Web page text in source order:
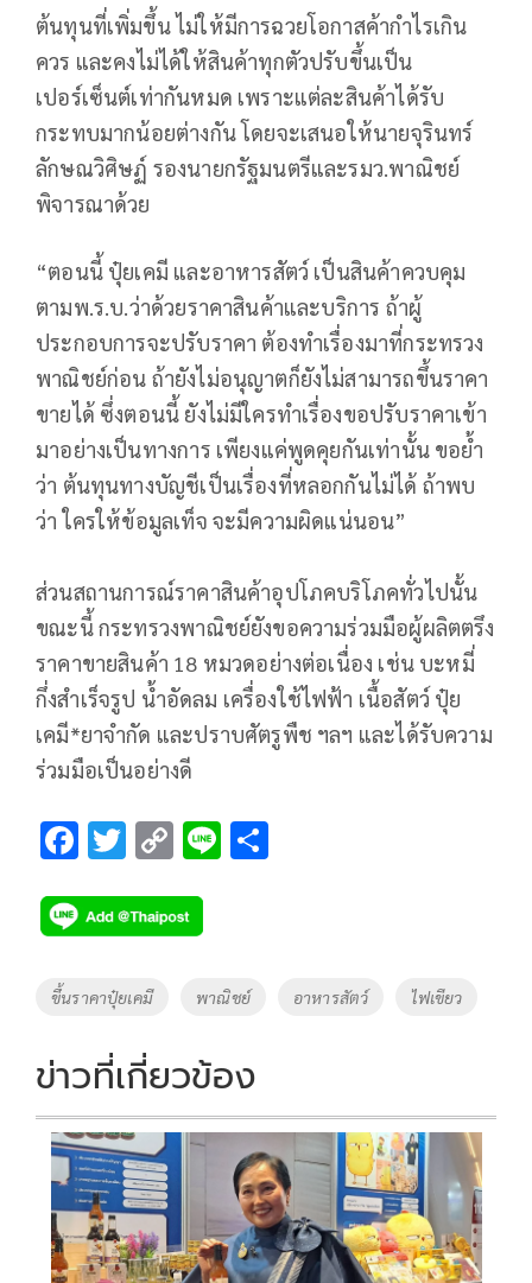
ต้นทุนที่เพิ่มขึ้น ไม่ให้มีการฉวยโอกาสค้ากำไรเกิน
ควร และคงไม่ได้ให้สินค้าทุกตัวปรับขึ้นเป็น
เปอร์เซ็นต์เท่ากันหมด เพราะแต่ละสินค้าได้รับ
กระทบมากน้อยต่างกัน โดยจะเสนอให้นายจุรินทร์
ลักษณวิศิษฏ์ รองนายกรัฐมนตรีและรมว.พาณิชย์
พิจารณาด้วย
“ตอนนี้ ปุ๋ยเคมี และอาหารสัตว์ เป็นสินค้าควบคุม
ตามพ.ร.บ.ว่าด้วยราคาสินค้าและบริการ ถ้าผู้
ประกอบการจะปรับราคา ต้องทำเรื่องมาที่กระทรวง
พาณิชย์ก่อน ถ้ายังไม่อนุญาตก็ยังไม่สามารถขึ้นราคา
ขายได้ ซึ่งตอนนี้ ยังไม่มีใครทำเรื่องขอปรับราคาเข้า
มาอย่างเป็นทางการ เพียงแค่พูดคุยกันเท่านั้น ขอย้ำ
ว่า ต้นทุนทางบัญชีเป็นเรื่องที่หลอกกันไม่ได้ ถ้าพบ
ว่า ใครให้ข้อมูลเท็จ จะมีความผิดแน่นอน”
ส่วนสถานการณ์ราคาสินค้าอุปโภคบริโภคทั่วไปนั้น
ขณะนี้ กระทรวงพาณิชย์ยังขอความร่วมมือผู้ผลิตตรึง
ราคาขายสินค้า 18 หมวดอย่างต่อเนื่อง เช่น บะหมี่
กึ่งสำเร็จรูป น้ำอัดลม เครื่องใช้ไฟฟ้า เนื้อสัตว์ ปุ๋ย
เคมี*ยาจำกัด และปราบศัตรูพืช ฯลฯ และได้รับความ
ร่วมมือเป็นอย่างดี
F
e
b
o
k
T
tt
er
C
p
y
Li
k
Li
Tags
ขึ้นราคาปุ๋ยเคมี พาณิชย์ อาหารสัตว์ ไฟเขียว
ข่าวที่เกี่ยวข้อง